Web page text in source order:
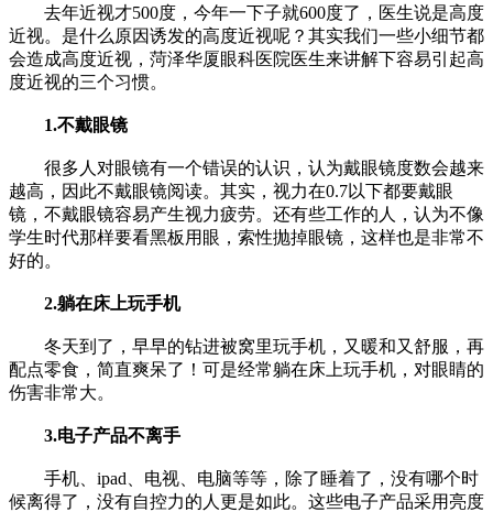
去年近视才500度，今年一下子就600度了，医生说是高度
近视。是什么原因诱发的高度近视呢？其实我们一些小细节都
会造成高度近视，菏泽华厦眼科医院医生来讲解下容易引起高
度近视的三个习惯。
1.不戴眼镜
很多人对眼镜有一个错误的认识，认为戴眼镜度数会越来
越高，因此不戴眼镜阅读。其实，视力在0.7以下都要戴眼
镜，不戴眼镜容易产生视力疲劳。还有些工作的人，认为不像
学生时代那样要看黑板用眼，索性抛掉眼镜，这样也是非常不
好的。
2.躺在床上玩手机
冬天到了，早早的钻进被窝里玩手机，又暖和又舒服，再
配点零食，简直爽呆了！可是经常躺在床上玩手机，对眼睛的
伤害非常大。
3.电子产品不离手
手机、ipad、电视、电脑等等，除了睡着了，没有哪个时
候离得了，没有自控力的人更是如此。这些电子产品采用亮度